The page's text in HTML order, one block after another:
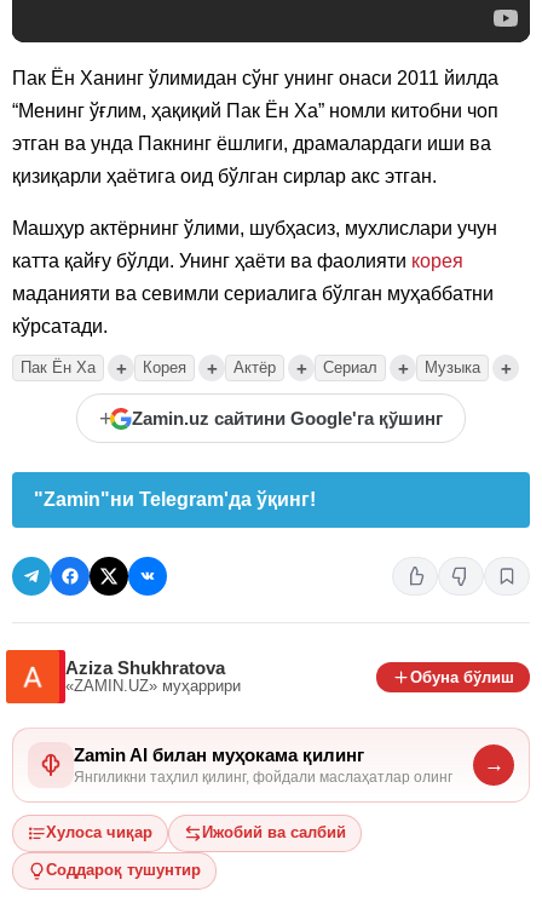
Пак Ён Ханинг ўлимидан сўнг унинг онаси 2011 йилда
“Менинг ўғлим, ҳақиқий Пак Ён Ха” номли китобни чоп
этган ва унда Пакнинг ёшлиги, драмалардаги иши ва
қизиқарли ҳаётига оид бўлган сирлар акс этган.
Машҳур актёрнинг ўлими, шубҳасиз, мухлислари учун
катта қайғу бўлди. Унинг ҳаёти ва фаолияти корея
маданияти ва севимли сериалига бўлган муҳаббатни
кўрсатади.
Пак Ён Ха + Корея + Актёр + Сериал + Музыка +
+ Zamin.uz сайтини Google'га қўшинг
"Zamin"ни Telegram'да ўқинг!
Aziza Shukhratova
«ZAMIN.UZ» муҳаррири
Обуна бўлиш
Zamin AI билан муҳокама қилинг
Янгиликни таҳлил қилинг, фойдали маслаҳатлар олинг
→
Хулоса чиқар Ижобий ва салбий
Соддароқ тушунтир